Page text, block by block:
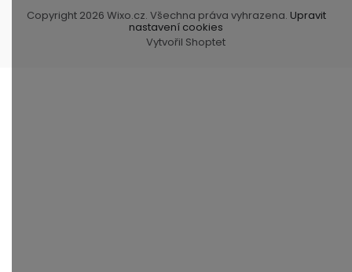
Vytvořil Shoptet
Copyright 2026 Wixo.cz. Všechna práva vyhrazena. Upravit
nastavení cookies